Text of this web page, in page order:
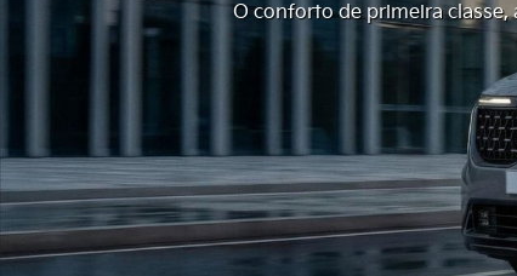
O conforto de primeira